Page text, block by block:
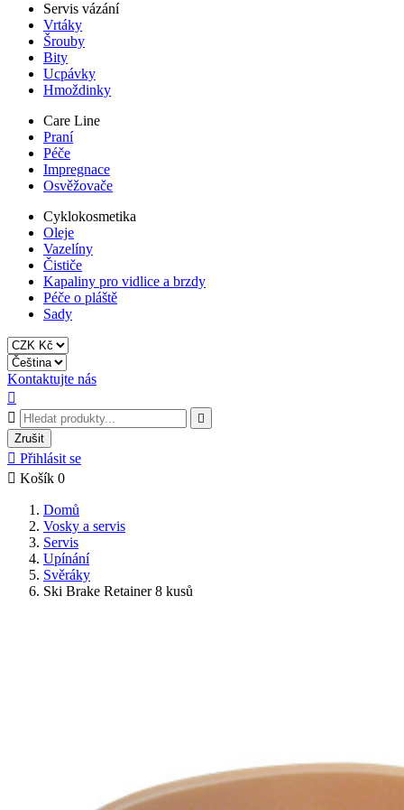
Servis vázání
Vrtáky
Šrouby
Bity
Ucpávky
Hmoždinky
Care Line
Praní
Péče
Impregnace
Osvěžovače
Cyklokosmetika
Oleje
Vazelíny
Čističe
Kapaliny pro vidlice a brzdy
Péče o pláště
Sady
Kontaktujte nás



Zrušit
 Přihlásit se
 Košík 0
Domů
Vosky a servis
Servis
Upínání
Svěráky
Ski Brake Retainer 8 kusů